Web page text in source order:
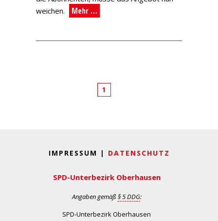
weichen.
Mehr …
1
IMPRESSUM | DATENSCHUTZ
SPD-Unterbezirk Oberhausen
Angaben gemäß § 5 DDG:
SPD-Unterbezirk Oberhausen